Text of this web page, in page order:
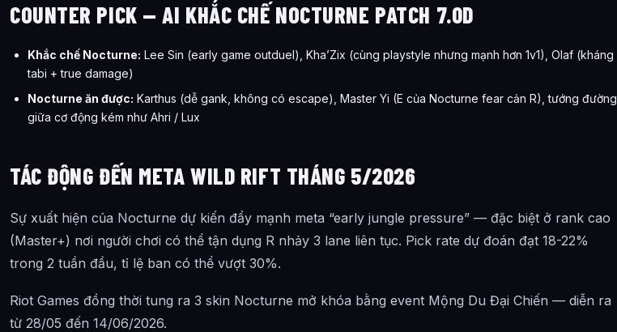
COUNTER PICK — AI KHẮC CHẾ NOCTURNE PATCH 7.0D
Khắc chế Nocturne: Lee Sin (early game outduel), Kha’Zix (cùng playstyle nhưng mạnh hơn 1v1), Olaf (kháng
tabi + true damage)
Nocturne ăn được: Karthus (dễ gank, không có escape), Master Yi (E của Nocturne fear cản R), tướng đường
giữa cơ động kém như Ahri / Lux
TÁC ĐỘNG ĐẾN META WILD RIFT THÁNG 5/2026
Sự xuất hiện của Nocturne dự kiến đẩy mạnh meta “early jungle pressure” — đặc biệt ở rank cao
(Master+) nơi người chơi có thể tận dụng R nhảy 3 lane liên tục. Pick rate dự đoán đạt 18-22%
trong 2 tuần đầu, tỉ lệ ban có thể vượt 30%.
Riot Games đồng thời tung ra 3 skin Nocturne mở khóa bằng event Mộng Du Đại Chiến — diễn ra
từ 28/05 đến 14/06/2026.